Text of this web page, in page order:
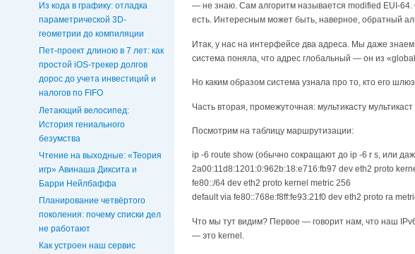
Из кода в графику: отладка
параметрической 3D-
геометрии до компиляции
Пет-проект длиною в 7 лет: как
простой iOS-трекер долгов
дорос до учета инвестиций и
налогов по FIFO
Летающий велосипед:
История гениального
безумства
Чтение на выходные: «Теория
игр» Авинаша Диксита и
Барри Нейлбаффа
Планирование четвёртого
поколения: почему списки дел
не работают
Как устроен наш сервис
— не знаю. Сам алгоритм называется modified EUI-64.
есть. Интересным может быть, наверное, обратный
Итак, у нас на интерфейсе два адреса. Мы даже
система поняла, что адрес глобальный — он из
Но каким образом система узнала про то, кто его
Часть вторая, промежуточная: мультикасту
Посмотрим на таблицу маршрутизации:
ip -6 route show (обычно сокращают до ip -6 r s, или
2a00:11d8:1201:0:962b:18:e716:fb97 dev eth2 proto
fe80::/64 dev eth2 proto kernel metric 256
default via fe80::768e:f8ff:fe93:21f0 dev eth2 proto ra
Что мы тут видим? Первое — говорит нам, что наш
— это kernel.